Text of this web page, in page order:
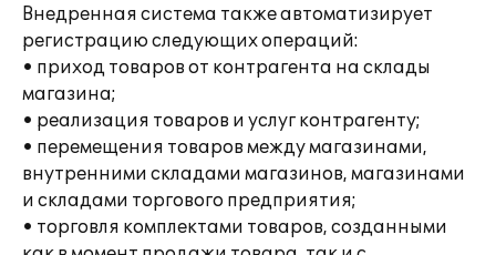
Внедренная система также автоматизирует
регистрацию следующих операций:
• приход товаров от контрагента на склады
магазина;
• реализация товаров и услуг контрагенту;
• перемещения товаров между магазинами,
внутренними складами магазинов, магазинами
и складами торгового предприятия;
• торговля комплектами товаров, созданными